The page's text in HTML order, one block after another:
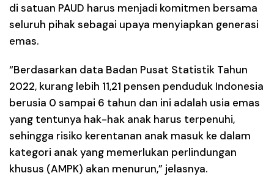
di satuan PAUD harus menjadi komitmen bersama
seluruh pihak sebagai upaya menyiapkan generasi
emas.
“Berdasarkan data Badan Pusat Statistik Tahun
2022, kurang lebih 11,21 pensen penduduk Indonesia
berusia 0 sampai 6 tahun dan ini adalah usia emas
yang tentunya hak-hak anak harus terpenuhi,
sehingga risiko kerentanan anak masuk ke dalam
kategori anak yang memerlukan perlindungan
khusus (AMPK) akan menurun,” jelasnya.